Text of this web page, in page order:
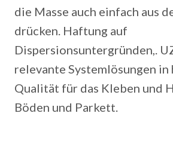
die Masse auch einfach aus
drücken. Haftung auf
Dispersionsuntergründen,.
relevante Systemlösungen in
Qualität für das Kleben und
Böden und Parkett.